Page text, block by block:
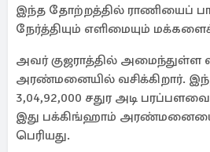
இந்த தோற்றத்தில் ராணியைப்
நேர்த்தியும் எளிமையும்
அவர் குஜராத்தில் அமைந்துள்ள
அரண்மனையில் வசிக்கிறார்.
3,04,92,000 சதுர அடி
இது பக்கிங்ஹாம் அரண்மனையை
பெரியது.